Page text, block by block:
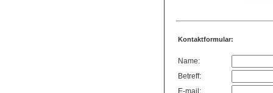
Kontaktformular:
Name:
Betreff:
E-mail: